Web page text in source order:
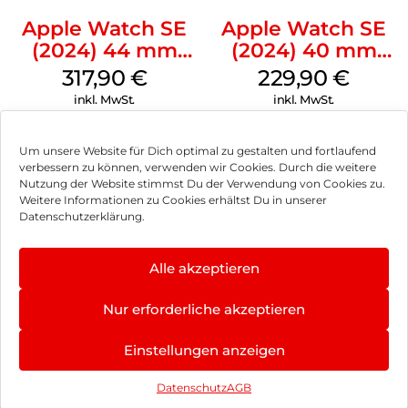
Um unsere Website für Dich optimal zu gestalten und fortlaufend
verbessern zu können, verwenden wir Cookies. Durch die weitere
Nutzung der Website stimmst Du der Verwendung von Cookies zu.
Weitere Informationen zu Cookies erhältst Du in unserer
Datenschutzerklärung.
Alle akzeptieren
Nur erforderliche akzeptieren
Einstellungen anzeigen
DatenschutzAGB
Apple Watch SE
(2024) 44 mm
GPS + Cellular
(Sportarmband
Mitternacht M/L)
317,90 €
inkl. MwSt.
Apple Watch SE
(2024) 40 mm
GPS
(Sportarmband
Polarstern S/M)
229,90€
inkl. MwSt.
Impressum
Hinweis zur Batterieentsorgung
Newsletter
, Brodos AG – All Rights Reserved.